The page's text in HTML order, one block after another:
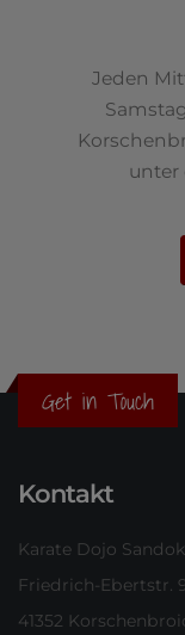
Jeden
unter
Get in Touch
Kontakt
Karate Dojo
Friedrich-Ebertstr.
41352